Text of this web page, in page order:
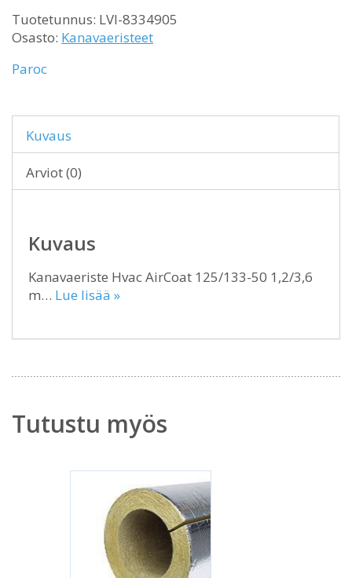
Tuotetunnus: LVI-8334905
Osasto: Kanavaeristeet
Paroc
Kuvaus
Arviot (0)
Kuvaus
Kanavaeriste Hvac AirCoat 125/133-50 1,2/3,6
m… Lue lisää »
Tutustu myös